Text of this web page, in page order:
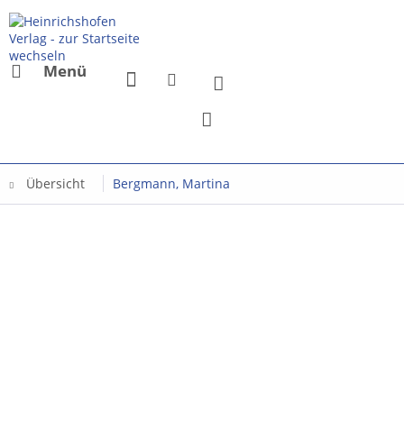
Menü
Übersicht Bergmann, Martina